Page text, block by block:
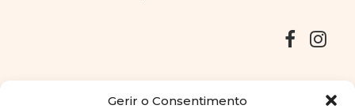
Gerir o Consentimento